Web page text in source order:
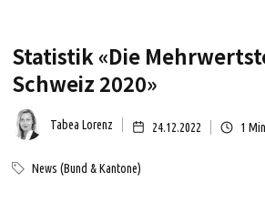
Statistik «Die
Schweiz 2020»
Tabea Lorenz 24.12.2022 1
News (Bund & Kantone)